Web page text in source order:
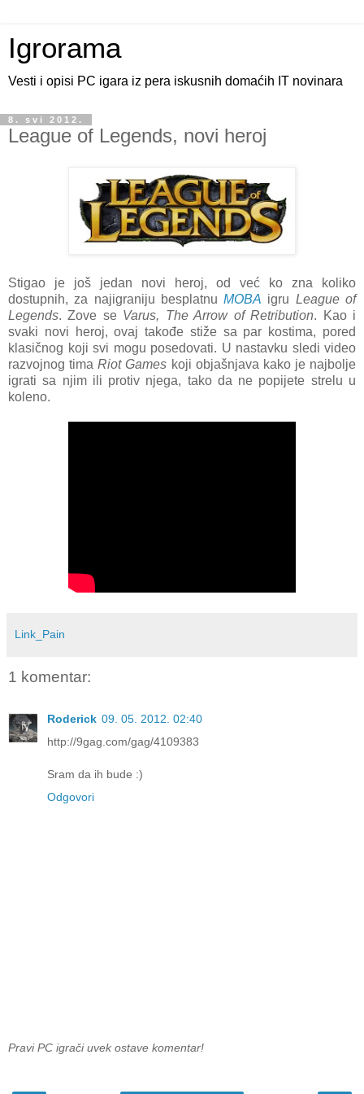
Igrorama
Vesti i opisi PC igara iz pera iskusnih domaćih IT novinara
8. svi 2012.
League of Legends, novi heroj
Stigao je još jedan novi heroj, od već ko zna koliko
dostupnih, za najigraniju besplatnuMOBA igru League of
Legends. Zove se Varus, The Arrow of Retribution. Kao i
svaki novi heroj, ovaj takođe stiže sa par kostima, pored
klasičnog koji svi mogu posedovati. U nastavku sledi video
razvojnog timaRiot Games koji objašnjava kako je najbolje
igrati sa njim ili protiv njega, tako da ne popijete strelu u
koleno.
Link_Pain
1 komentar:
Roderick 09. 05. 2012. 02:40
http://9gag.com/gag/4109383
Sram da ih bude :)
Odgovori
Pravi PC igrači uvek ostave komentar!